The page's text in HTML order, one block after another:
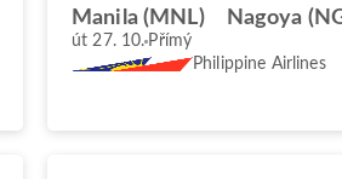
Manila (MNL) Nagoya
út 27. 10. Přímý
Philippine Airlines